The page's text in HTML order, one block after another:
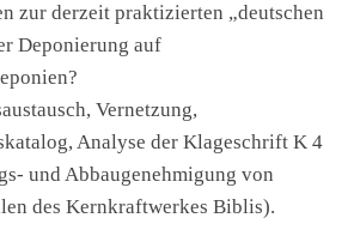
zur derzeit praktizierten „deutschen
Deponierung auf
Vernetzung,
Analyse der Klageschrift K 4
und Abbaugenehmigung von
des Kernkraftwerkes Biblis).